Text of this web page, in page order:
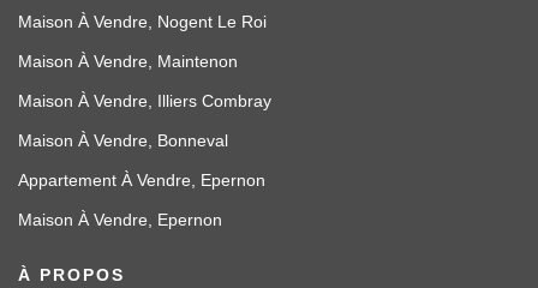
Maison À Vendre, Nogent Le Roi
Maison À Vendre, Maintenon
Maison À Vendre, Illiers Combray
Maison À Vendre, Bonneval
Appartement À Vendre, Epernon
Maison À Vendre, Epernon
À PROPOS